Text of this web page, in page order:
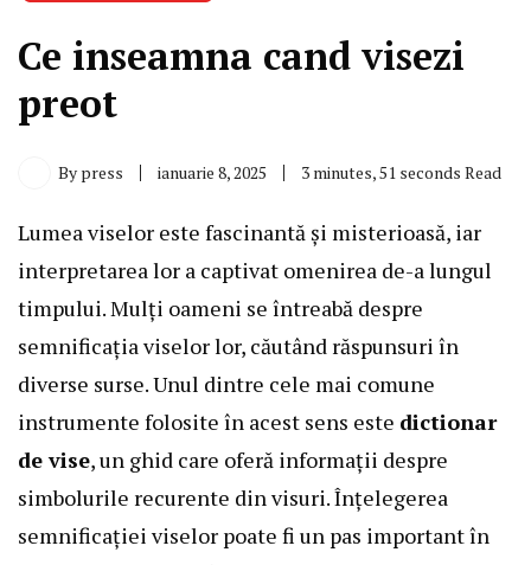
Ce inseamna cand visezi
preot
By press ianuarie 8, 2025 3 minutes, 51 seconds Read
Lumea viselor este fascinantă și misterioasă, iar
interpretarea lor a captivat omenirea de-a lungul
timpului. Mulți oameni se întreabă despre
semnificația viselor lor, căutând răspunsuri în
diverse surse. Unul dintre cele mai comune
instrumente folosite în acest sens este dictionar
de vise, un ghid care oferă informații despre
simbolurile recurente din visuri. Înțelegerea
semnificației viselor poate fi un pas important în